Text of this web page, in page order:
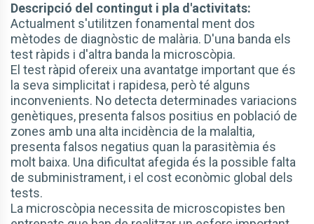
Descripció del contingut i pla d'activitats:
Actualment s'utilitzen fonamental ment dos
mètodes de diagnòstic de malària. D'una banda els
test ràpids i d'altra banda la microscòpia.
El test ràpid ofereix una avantatge important que és
la seva simplicitat i rapidesa, però té alguns
inconvenients. No detecta determinades variacions
genètiques, presenta falsos positius en població de
zones amb una alta incidència de la malaltia,
presenta falsos negatius quan la parasitèmia és
molt baixa. Una dificultat afegida és la possible falta
de subministrament, i el cost econòmic global dels
tests.
La microscòpia necessita de microscopistes ben